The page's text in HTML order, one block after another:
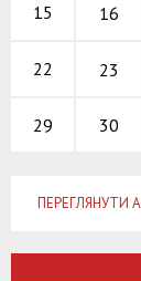
15 16
22 23
29 30
ПЕРЕГЛЯНУТИ